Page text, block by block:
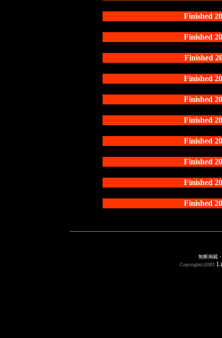
無断掲載
Copyright(c)2001